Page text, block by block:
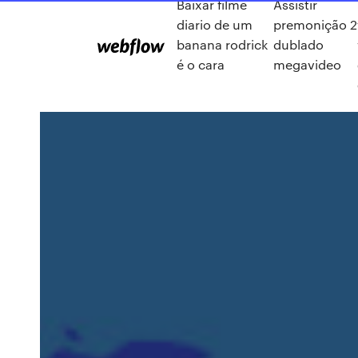
Baixar filme
diario de um
banana rodrick
é o cara
Assistir
premonição 2
dublado
megavideo